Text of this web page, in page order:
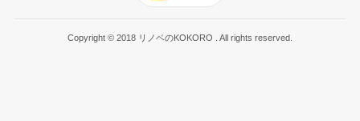
Copyright © 2018 リノベのKOKORO . All rights reserved.